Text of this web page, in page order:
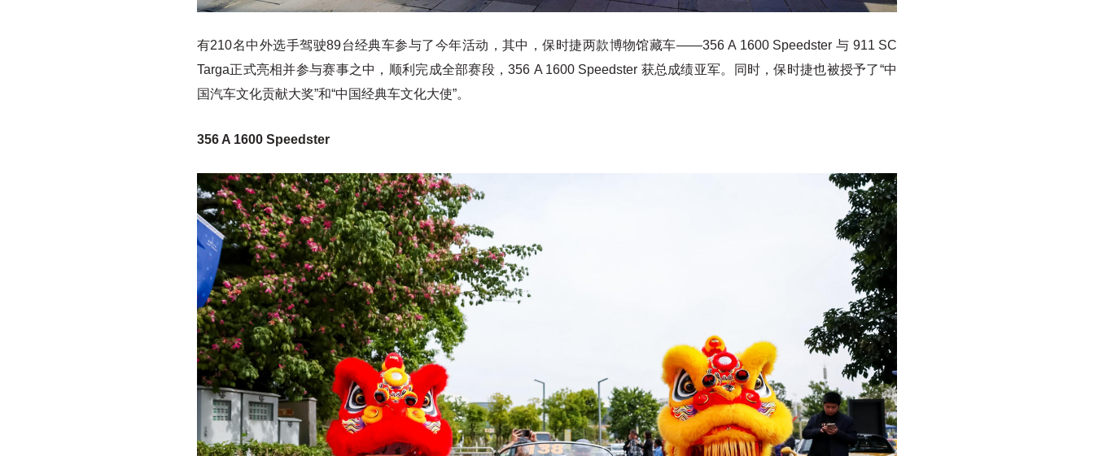
有210名中外选手驾驶89台经典车参与了今年活动，其中，保时捷两款博物馆藏车——356 A 1600 Speedster 与 911 SC
Targa正式亮相并参与赛事之中，顺利完成全部赛段，356 A 1600 Speedster 获总成绩亚军。同时，保时捷也被授予了“中
国汽车文化贡献大奖”和“中国经典车文化大使”。
356 A 1600 Speedster